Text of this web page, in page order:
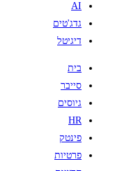
AI
גדג'טים
דיגיטל
בית
סייבר
גיוסים
HR
פינטק
פרטיות